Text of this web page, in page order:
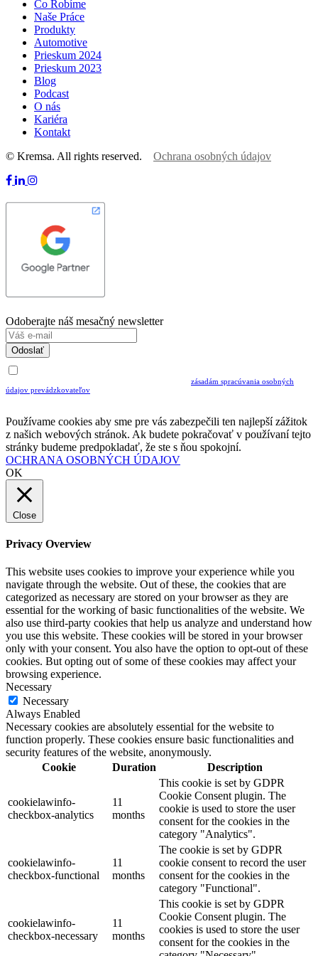
Čo Robíme
Naše Práce
Produkty
Automotive
Prieskum 2024
Prieskum 2023
Blog
Podcast
O nás
Kariéra
Kontakt
© Kremsa. All rights reserved. Ochrana osobných údajov
Odoberajte náš mesačný newsletter
Odoslať
zásadám spracúvania osobných
údajov prevádzkovateľov
Používame cookies aby sme pre vás zabezpečili ten najlepší zážitok
z našich webových stránok. Ak budete pokračovať v používaní tejto
stránky budeme predpokladať, že ste s ňou spokojní.
OCHRANA OSOBNÝCH ÚDAJOV
OK
Close
Privacy Overview
This website uses cookies to improve your experience while you
navigate through the website. Out of these, the cookies that are
categorized as necessary are stored on your browser as they are
essential for the working of basic functionalities of the website. We
also use third-party cookies that help us analyze and understand how
you use this website. These cookies will be stored in your browser
only with your consent. You also have the option to opt-out of these
cookies. But opting out of some of these cookies may affect your
browsing experience.
Necessary
Necessary
Always Enabled
Necessary cookies are absolutely essential for the website to
function properly. These cookies ensure basic functionalities and
security features of the website, anonymously.
Cookie
Duration Description
cookielawinfo-
checkbox-analytics
11
months
This cookie is set by GDPR
Cookie Consent plugin. The
cookie is used to store the user
consent for the cookies in the
category "Analytics".
cookielawinfo-
checkbox-functional
11
months
The cookie is set by GDPR
cookie consent to record the user
consent for the cookies in the
category "Functional".
cookielawinfo-
checkbox-necessary
11
months
This cookie is set by GDPR
Cookie Consent plugin. The
cookies is used to store the user
consent for the cookies in the